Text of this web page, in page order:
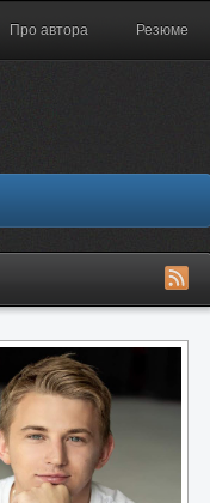
Про автора Резюме